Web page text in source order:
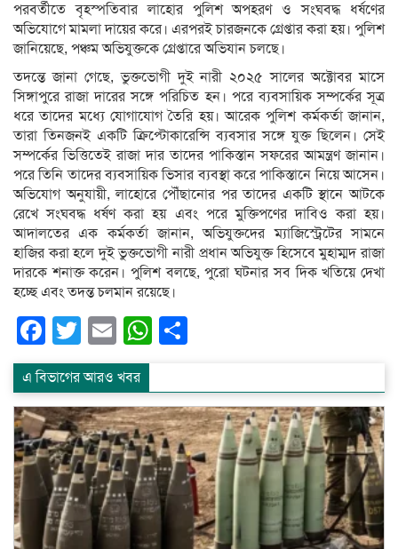
পরবর্তীতে বৃহস্পতিবার লাহোর পুলিশ অপহরণ ও সংঘবদ্ধ ধর্ষণের
অভিযোগে মামলা দায়ের করে। এরপরই চারজনকে গ্রেপ্তার করা হয়। পুলিশ
জানিয়েছে, পঞ্চম অভিযুক্তকে গ্রেপ্তারে অভিযান চলছে।
তদন্তে জানা গেছে, ভুক্তভোগী দুই নারী ২০২৫ সালের অক্টোবর মাসে
সিঙ্গাপুরে রাজা দারের সঙ্গে পরিচিত হন। পরে ব্যবসায়িক সম্পর্কের সূত্র
ধরে তাদের মধ্যে যোগাযোগ তৈরি হয়। আরেক পুলিশ কর্মকর্তা জানান,
তারা তিনজনই একটি ক্রিপ্টোকারেন্সি ব্যবসার সঙ্গে যুক্ত ছিলেন। সেই
সম্পর্কের ভিত্তিতেই রাজা দার তাদের পাকিস্তান সফরের আমন্ত্রণ জানান।
পরে তিনি তাদের ব্যবসায়িক ভিসার ব্যবস্থা করে পাকিস্তানে নিয়ে আসেন।
অভিযোগ অনুযায়ী, লাহোরে পৌঁছানোর পর তাদের একটি স্থানে আটকে
রেখে সংঘবদ্ধ ধর্ষণ করা হয় এবং পরে মুক্তিপণের দাবিও করা হয়।
আদালতের এক কর্মকর্তা জানান, অভিযুক্তদের ম্যাজিস্ট্রেটের সামনে
হাজির করা হলে দুই ভুক্তভোগী নারী প্রধান অভিযুক্ত হিসেবে মুহাম্মদ রাজা
দারকে শনাক্ত করেন। পুলিশ বলছে, পুরো ঘটনার সব দিক খতিয়ে দেখা
হচ্ছে এবং তদন্ত চলমান রয়েছে।
Facebook
Twitter
EmailWhatsApp
এ বিভাগের আরও খবর